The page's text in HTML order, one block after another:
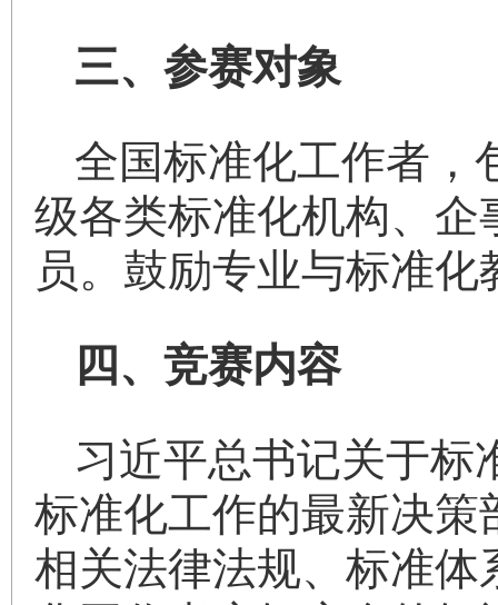
三、参赛对象
全国标准化工作者，
级各类标准化机构、
员。鼓励专业与标准
四、竞赛内容
习近平总书记关于标
标准化工作的最新决
相关法律法规、标准